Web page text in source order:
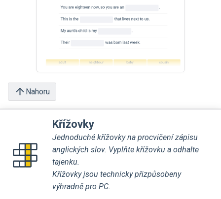
Nahoru
Křížovky
Jednoduché křížovky na procvičení zápisu
anglických slov. Vyplňte křížovku a odhalte
tajenku.
Křížovky jsou technicky přizpůsobeny
výhradně pro PC.